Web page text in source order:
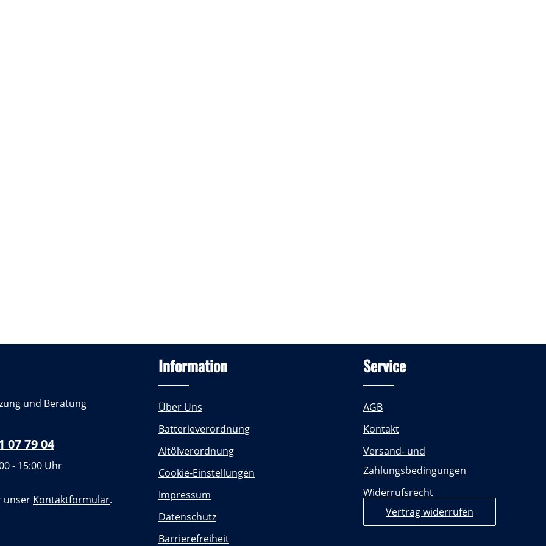
und Beratung
07 79 04
- 15:00 Uhr
unser Kontaktformular.
Information
Über Uns
Batterieverordnung
Altölverordnung
Cookie-Einstellungen
Impressum
Datenschutz
Barrierefreiheit
Service
AGB
Kontakt
Versand- und
Zahlungsbedingungen
Widerrufsrecht
Vertrag widerrufen